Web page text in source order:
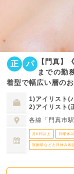
正 パ
【門真】
までの勤
着型で幅広い層の
1)アイリスト(
2)アイリスト(
各線「門真市
月6日以上 日曜休
冠婚祭など土日休み相